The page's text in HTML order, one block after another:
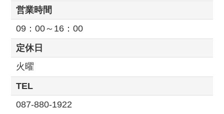
営業時間
09：00～16：00
定休日
火曜
TEL
087-880-1922